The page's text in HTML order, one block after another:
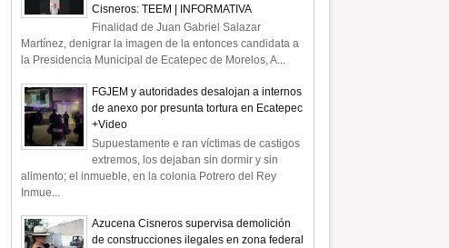
Cisneros: TEEM | INFORMATIVA
Finalidad de Juan Gabriel Salazar
Martínez, denigrar la imagen de la entonces candidata a
la Presidencia Municipal de Ecatepec de Morelos, A...
FGJEM y autoridades desalojan a internos
de anexo por presunta tortura en Ecatepec
+Video
Supuestamente e ran víctimas de castigos
extremos, los dejaban sin dormir y sin
alimento; el inmueble, en la colonia Potrero del Rey
Inmue...
Azucena Cisneros supervisa demolición
de construcciones ilegales en zona federal